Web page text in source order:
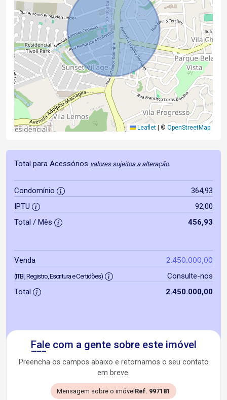
Leaflet © OpenStreetMap
Total para Acessórios valores sujeitos a alteração.
Condomínio
364,93
IPTU
92,00
Total / Mês
456,93
Venda 2.450.000,00
(ITBI, Registro, Escritura e Certidões)
Consulte-nos
Total
2.450.000,00
Fale com a gente sobre este imóvel
Preencha os campos abaixo e retornamos o seu contato
em breve.
Mensagem sobre o imóvel Ref. 997181